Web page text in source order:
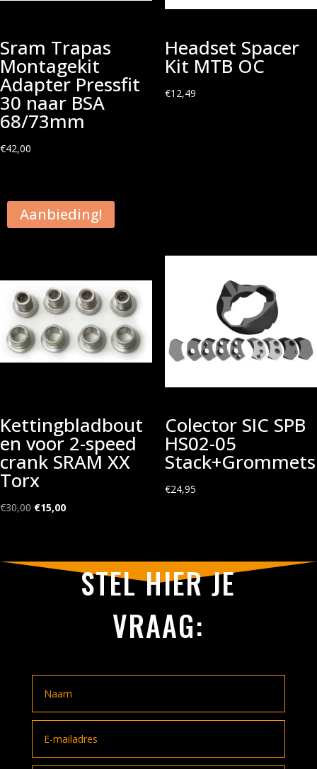
Sram Trapas
Montagekit
Adapter Pressfit
30 naar BSA
68/73mm
€42,00
Headset Spacer
Kit MTB OC
€12,49
Aanbieding!
Kettingbladbout
en voor 2-speed
crank SRAM XX
Torx
€30,00 Oorspronkelijke
€30,00.
€15,00Huidige
€15,00.
Colector SIC SPB
HS02-05
Stack+Grommets
€24,95
STEL HIER JE
VRAAG: